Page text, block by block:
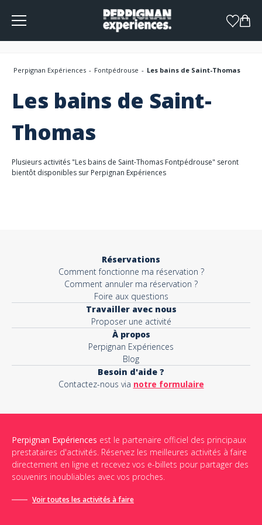
Panneau de gestion des cookies
Perpignan Expériences Fontpédrouse Les bains de Saint-Thomas
Les bains de Saint-
Thomas
Plusieurs activités "Les bains de Saint-Thomas Fontpédrouse" seront
bientôt disponibles sur Perpignan Expériences
Réservations
Comment fonctionne ma réservation ?
Comment annuler ma réservation ?
Foire aux questions
Travailler avec nous
Proposer une activité
À propos
Perpignan Expériences
Blog
Besoin d'aide ?
Contactez-nous via notre formulaire
Perpignan Expériences est le partenaire officiel des principaux
prestataires d'activités. Réservez les meilleures activités à faire
directement en ligne et recevez vos e-billets pour partager des
souvenirs inoubliables avec vos proches.
Voir toutes les activités à faire